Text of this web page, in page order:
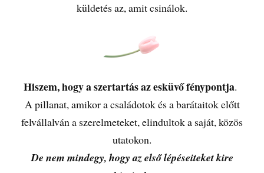
küldetés az, amit csinálok.
Hiszem, hogy a szertartás az esküvő fénypontja.
A pillanat, amikor a családotok és a barátaitok előtt
felvállalván a szerelmeteket, elindultok a saját, közös
utatokon.
De nem mindegy, hogy az első lépéseiteket kire